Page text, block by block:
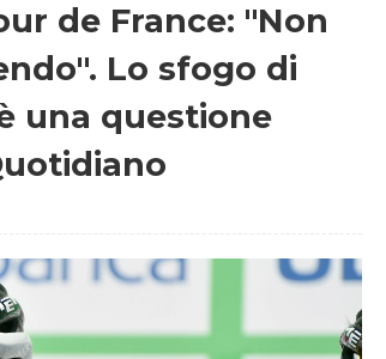
de France: "Non
Lo sfogo di
una questione